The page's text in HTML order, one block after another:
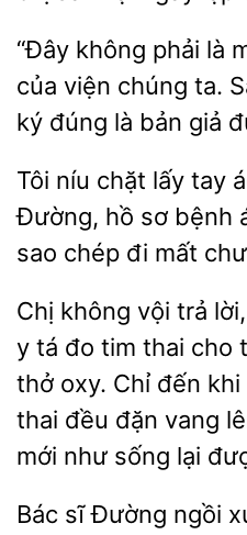
“Đây không phải là
của viện chúng ta.
ký đúng là bản giả
Tôi níu chặt lấy tay
Đường, hồ sơ bệnh
chép đi
Chị không vội trả
y tá đo tim thai cho
thở oxy. Chỉ đến
thai đều đặn vang
mới
sống lại
Bác sĩ Đường ngồi